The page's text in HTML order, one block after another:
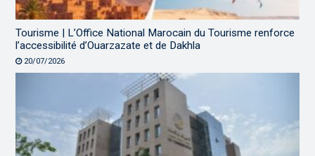
Tourisme | L’Office National Marocain du Tourisme renforce
l’accessibilité d’Ouarzazate et de Dakhla
20/07/2026